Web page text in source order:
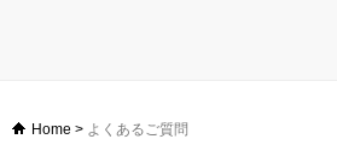
Home > よくあるご質問